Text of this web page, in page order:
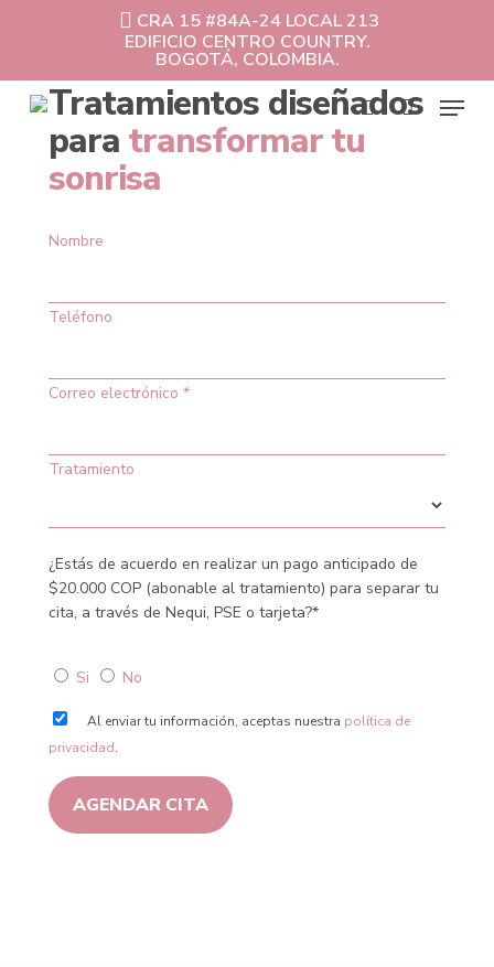
content
CRA 15 #84A-24 LOCAL 213
EDIFICIO CENTRO COUNTRY.
BOGOTÁ, COLOMBIA.
Menu
Cart
Tratamientos diseñados
para transformar tu
sonrisa
Nombre
Teléfono
Correo electrónico *
Tratamiento
¿Estás de acuerdo en realizar un pago anticipado de
$20.000 COP (abonable al tratamiento) para separar tu
cita, a través de Nequi, PSE o tarjeta?*
Si No
Al enviar tu información, aceptas nuestra política de
privacidad.
AGENDAR CITA